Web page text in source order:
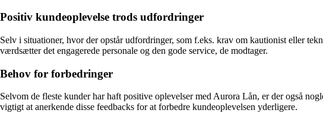
Positiv kundeoplevelse trods udfordringer
Selv i situationer, hvor der opstår udfordringer, som f.eks. krav om kautionist eller
værdsætter det engagerede personale og den gode service, de modtager.
Behov for forbedringer
Selvom de fleste kunder har haft positive oplevelser med Aurora Lån, er der også
vigtigt at anerkende disse feedbacks for at forbedre kundeoplevelsen yderligere.